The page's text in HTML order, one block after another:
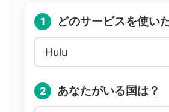
1 どのサービスを使い
2 あなたがいる国は？